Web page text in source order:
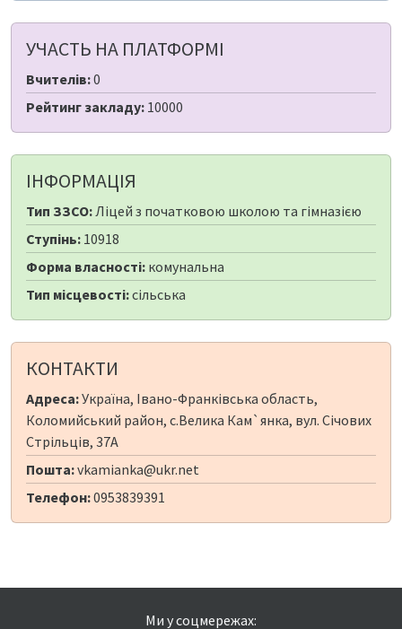
УЧАСТЬ НА ПЛАТФОРМІ
Вчителів:0
Рейтинг закладу: 10000
ІНФОРМАЦІЯ
Тип ЗЗСО:Ліцей з початковою школою та гімназією
Ступінь: 10918
Форма власності: комунальна
Тип місцевості:сільська
КОНТАКТИ
Адреса:Україна, Івано-Франківська область,
Коломийський район, с.Велика Кам`янка, вул. Січових
Стрільців, 37А
Пошта:vkamianka@ukr.net
Телефон:0953839391
Ми у соцмережах: